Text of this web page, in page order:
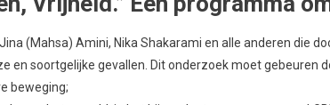
en LGBTQIA+ personen tot jobs, huisvesting en
alsof ze ‘voor vrouwen’ staan terwijl ze in hun eigen
Onze bondgenoten zijn de miljoenen op straat in
rechten;